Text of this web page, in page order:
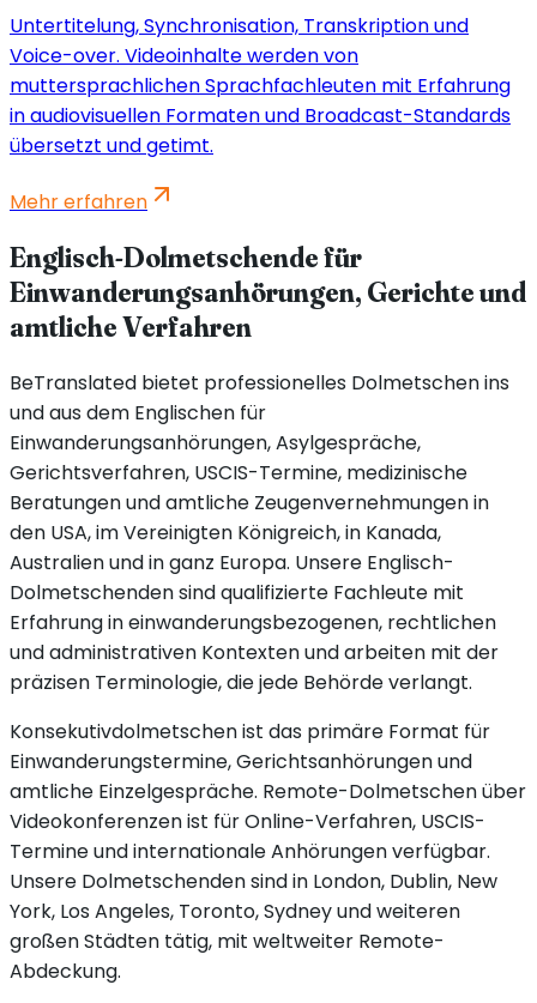
Untertitelung, Synchronisation, Transkription und
Voice-over. Videoinhalte werden von
muttersprachlichen Sprachfachleuten mit Erfahrung
in audiovisuellen Formaten und Broadcast-Standards
übersetzt und getimt.
Mehr erfahren
Englisch-Dolmetschende für
Einwanderungsanhörungen, Gerichte und
amtliche Verfahren
BeTranslated bietet professionelles Dolmetschen ins
und aus dem Englischen für
Einwanderungsanhörungen, Asylgespräche,
Gerichtsverfahren, USCIS-Termine, medizinische
Beratungen und amtliche Zeugenvernehmungen in
den USA, im Vereinigten Königreich, in Kanada,
Australien und in ganz Europa. Unsere Englisch-
Dolmetschenden sind qualifizierte Fachleute mit
Erfahrung in einwanderungsbezogenen, rechtlichen
und administrativen Kontexten und arbeiten mit der
präzisen Terminologie, die jede Behörde verlangt.
Konsekutivdolmetschen ist das primäre Format für
Einwanderungstermine, Gerichtsanhörungen und
amtliche Einzelgespräche. Remote-Dolmetschen über
Videokonferenzen ist für Online-Verfahren, USCIS-
Termine und internationale Anhörungen verfügbar.
Unsere Dolmetschenden sind in London, Dublin, New
York, Los Angeles, Toronto, Sydney und weiteren
großen Städten tätig, mit weltweiter Remote-
Abdeckung.